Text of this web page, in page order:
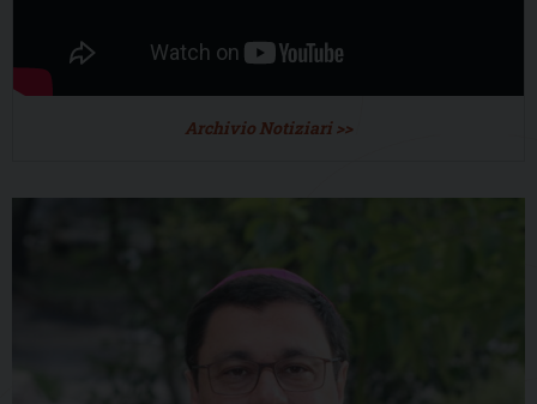
Archivio Notiziari >>